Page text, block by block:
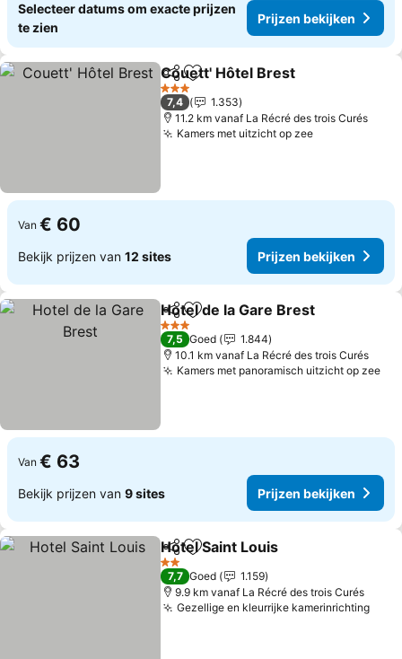
Selecteer datums om exacte prijzen
te zien
Prijzen bekijken
DelenToevoegen aan favorieten
Couett' Hôtel Brest
3 Sterren
7,4
1.353
11.2 km vanaf La Récré des trois Curés
Kamers met uitzicht op zee
Van € 60
Bekijk prijzen van 12 sites Prijzen bekijken
DelenToevoegen aan favorieten
Hotel de la Gare Brest
3 Sterren
7,5 Goed
1.844
10.1 km vanaf La Récré des trois Curés
Kamers met panoramisch uitzicht op zee
Van € 63
Bekijk prijzen van 9 sites Prijzen bekijken
DelenToevoegen aan favorieten
Hotel Saint Louis
2 Sterren
7,7 Goed
1.159
9.9 km vanaf La Récré des trois Curés
Gezellige en kleurrijke kamerinrichting